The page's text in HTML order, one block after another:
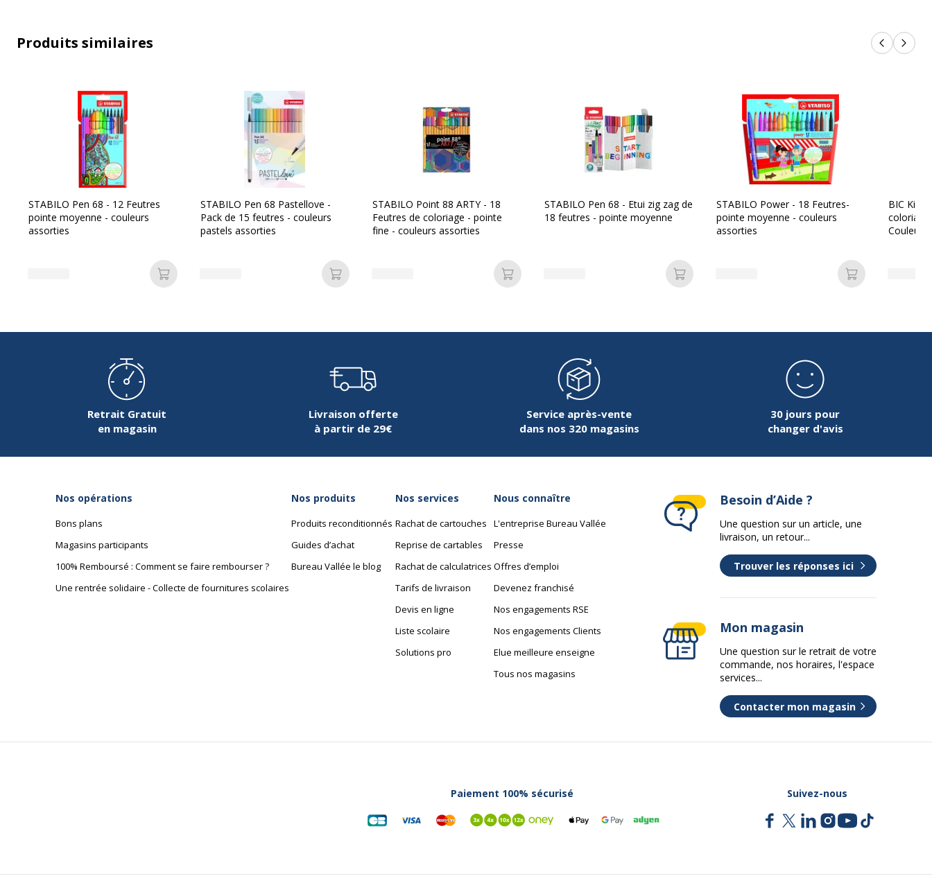
Type d'encre Encre à l'eau
Données d'identification
Marque
Référence produit fabricant
Caractéristiques environnementales
Hauteur emballée 21 cm
Poids emballé
Produits similaires Produits
STABILO Pen 68 - 12 Feutres
pointe moyenne - couleurs
assorties
Ajouter au panier
STABILO Pen 68 Pastellove -
Pack de 15 feutres - couleurs
pastels assorties
Ajouter au panier
STABILO Point 88 ARTY - 18
Feutres de coloriage - pointe
fine - couleurs assorties
Ajouter au panier
STABILO Pen 68 - Etui zig zag de
18 feutres - pointe moyenne
Ajouter au panier
STABILO Power - 18 Feutres-
pointe moyenne - couleurs
assorties
Ajouter au
BIC Kids
Couleurs
Retrait Gratuit
en magasin
Livraison offerte
à partir de 29€
Service après-vente
dans nos 320 magasins
30 jours pour
changer d'avis
Nos opérations
Bons plans
Magasins participants
100% Remboursé : Comment se faire rembourser ?
Une rentrée solidaire - Collecte de fournitures scolaires
Nos produits
Produits reconditionnés
Guides d’achat
Bureau Vallée le blog
Nos services
Rachat de cartouches
Reprise de cartables
Rachat de calculatrices
Tarifs de livraison
Devis en ligne
Liste scolaire
Solutions pro
Nous connaître
L'entreprise Bureau Vallée
Presse
Offres d’emploi
Devenez franchisé
Nos engagements RSE
Nos engagements Clients
Elue meilleure enseigne
Tous nos magasins
Besoin d’Aide ?
Une question sur un article, une
livraison, un retour...
Trouver les réponses ici
Mon magasin
Une question sur le retrait de votre
commande, nos horaires, l'espace
services...
Contacter mon magasin
Paiement 100% sécurisé Suivez-nous